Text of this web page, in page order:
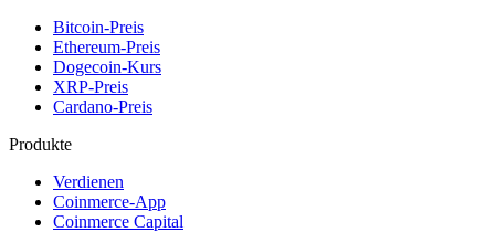
Bitcoin-Preis
Ethereum-Preis
Dogecoin-Kurs
XRP-Preis
Cardano-Preis
Produkte
Verdienen
Coinmerce-App
Coinmerce Capital